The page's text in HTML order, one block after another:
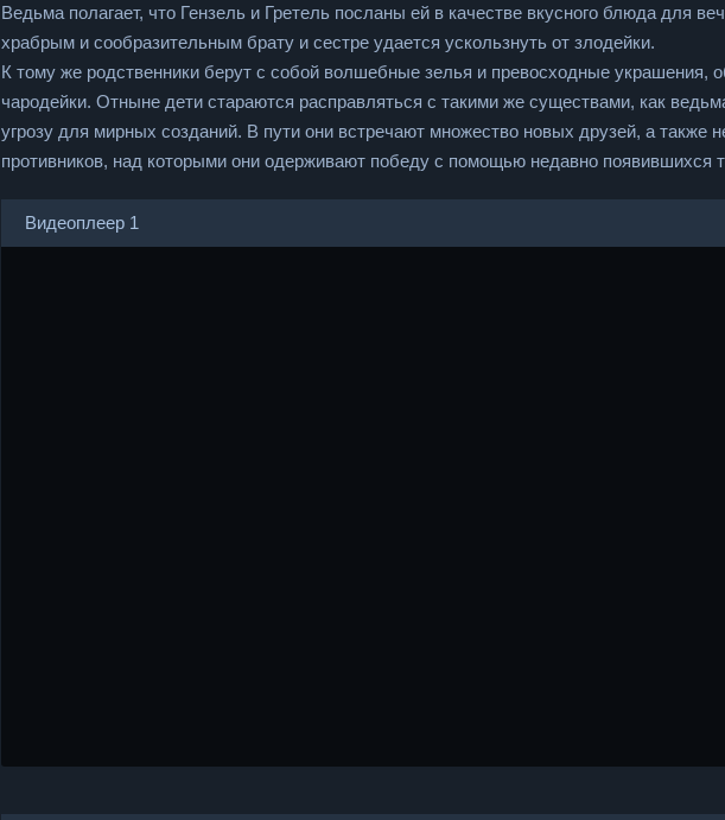
Ведьма полагает, что Гензель и Гретель посланы ей в качестве вкусного блюда для
храбрым и сообразительным брату и сестре удается ускользнуть от злодейки.
К тому же родственники берут с собой волшебные зелья и превосходные украшения,
чародейки. Отныне дети стараются расправляться с такими же существами, как
угрозу для мирных созданий. В пути они встречают множество новых друзей, а также
противников, над которыми они одерживают победу с помощью недавно появившихся
Видеоплеер 1